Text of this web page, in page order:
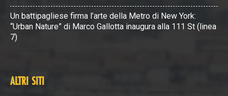
Un battipagliese firma l’arte della Metro di New York:
“Urban Nature” di Marco Gallotta inaugura alla 111 St (linea
7)
ALTRI SITI